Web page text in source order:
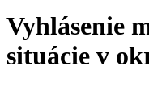
Vyhlásenie
situácie v